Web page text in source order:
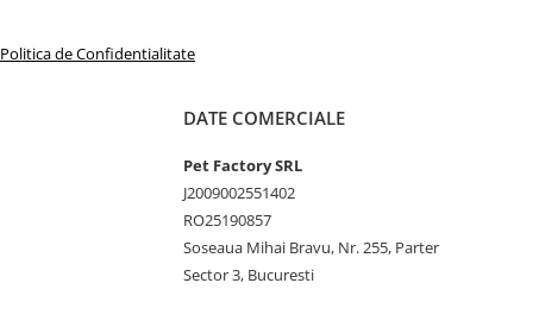
Politica de Confidentialitate
DATE COMERCIALE
Pet Factory SRL
J2009002551402
RO25190857
Soseaua Mihai Bravu, Nr. 255, Parter
Sector 3, Bucuresti